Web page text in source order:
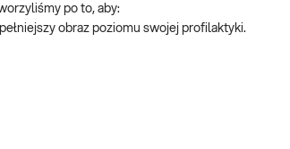
po to, aby:
obraz poziomu swojej profilaktyki.